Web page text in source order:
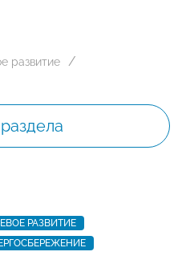
развитие
РАЗВИТИЕ